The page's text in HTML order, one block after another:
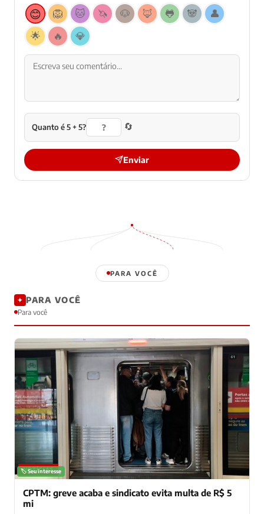
😊 🦁 🐱 🦄 🐶 🦊 🐸 🐼
👤
🌟
🔥 💎
Quanto é 5 + 5? 🔄
Enviar
PARA VOCÊ
✦ PARA VOCÊ
Para você
NOTÍCIAS
🏷️ Seu interesse
CPTM: greve acaba e sindicato evita multa de R$ 5
mi